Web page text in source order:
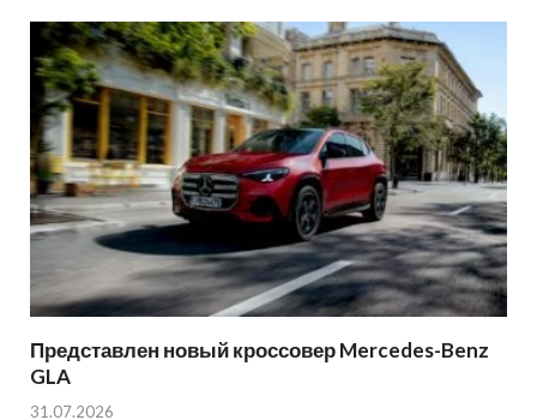
Представлен новый кроссовер Mercedes-Benz
GLA
31.07.2026